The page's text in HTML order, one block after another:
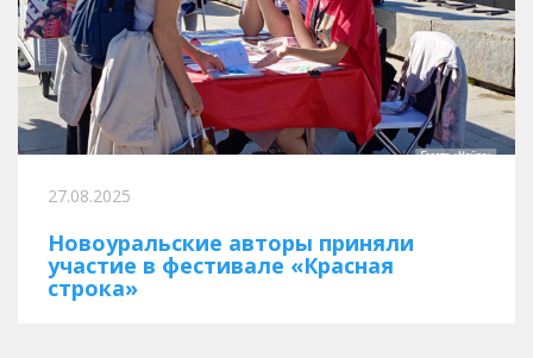
27.08.2025
Новоуральские авторы приняли
участие в фестивале «Красная
строка»